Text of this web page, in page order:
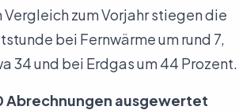
Vergleich zum Vorjahr stiegen die
bei Fernwärme um rund 7,
34 und bei Erdgas um 44 Prozent.
ausgewertet